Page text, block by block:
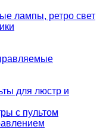
лампы, ретро свет
для люстр и
с пультом